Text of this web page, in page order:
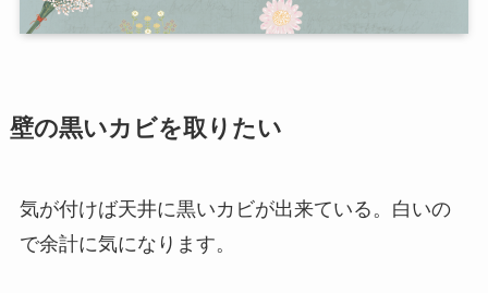
壁の黒いカビを取りたい
気が付けば天井に黒いカビが出来ている。白いの
で余計に気になります。